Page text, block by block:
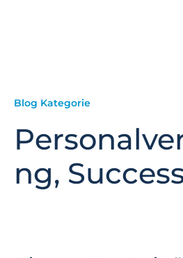
Blog Kategorie
ng,